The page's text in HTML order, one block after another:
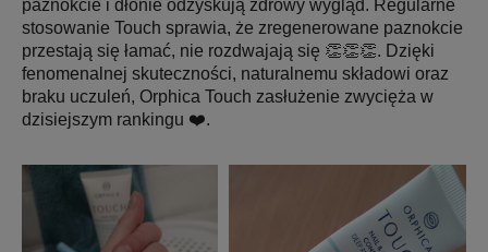
paznokcie i dłonie odzyskują zdrowy wygląd. Regularne
stosowanie Touch sprawia, że zregenerowane paznokcie
przestają się łamać, nie rozdwajają się 👏👏👏. Dzięki
fenomenalnej skuteczności, naturalnemu składowi oraz
braku uczuleń, Orphica Touch zasłużenie zwycięża w
dzisiejszym rankingu ❤️.